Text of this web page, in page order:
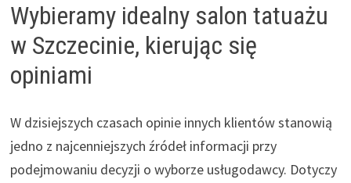
Wybieramy idealny salon tatuażu
w Szczecinie, kierując się
opiniami
W dzisiejszych czasach opinie innych klientów stanowią
jedno z najcenniejszych źródeł informacji przy
podejmowaniu decyzji o wyborze usługodawcy. Dotyczy